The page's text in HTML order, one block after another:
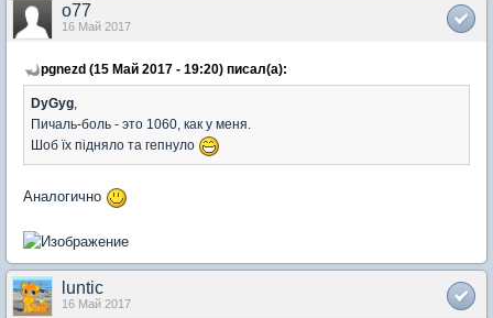
o77
16 Май 2017
pgnezd (15 Май 2017 - 19:20) писал(а):
DyGyg
Пичаль-боль - это 1060, как у меня.
Шоб їх підняло та гепнуло
Аналогично
luntic
16 Май 2017